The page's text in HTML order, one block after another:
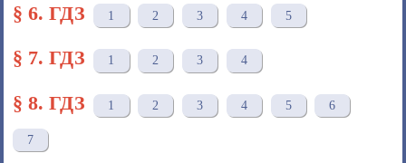
§ 6. ГДЗ 1 2 3 4 5
§ 7. ГДЗ 1 2 3 4
§ 8. ГДЗ 1 2 3 4 5 6
7